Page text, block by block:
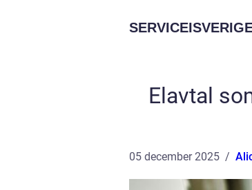
Elavtal
05 december 2025